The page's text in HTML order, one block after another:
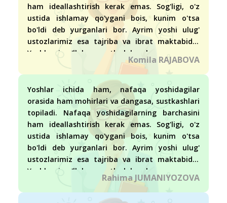
ham ideallashtirish kerak emas. Sog'ligi, o'z
ustida ishlamay qo'ygani bois, kunim o'tsa
bo'ldi deb yurganlari bor. Ayrim yoshi ulug'
ustozlarimiz esa tajriba va ibrat maktabidir.
Yoshlarni qo'llab-quvvatlash kerak.
Komila RAJABOVA
Yoshlar ichida ham, nafaqa yoshidagilar
orasida ham mohirlari va dangasa, sustkashlari
topiladi. Nafaqa yoshidagilarning barchasini
ham ideallashtirish kerak emas. Sog'ligi, o'z
ustida ishlamay qo'ygani bois, kunim o'tsa
bo'ldi deb yurganlari bor. Ayrim yoshi ulug'
ustozlarimiz esa tajriba va ibrat maktabidir.
Yoshlarni qo'llab-quvvatlash kerak.
Rahima JUMANIYOZOVA